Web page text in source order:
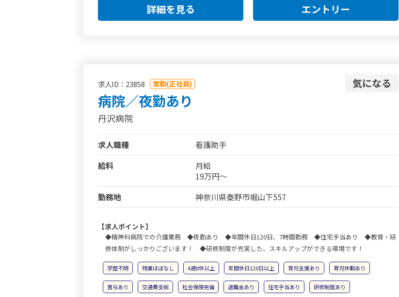
詳細を見る エントリー
求人ID：23858 常勤(正社員) 気になる
病院／夜勤あり
丹沢病院
求人職種
看護助手
給料
月給
19万円～
勤務地
神奈川県秦野市堀山下557
【求人ポイント】
◆精神科病院での介護業務 ◆夜勤あり ◆年間休日120日、7時間勤務 ◆住宅手当あり ◆教育・研
修体制がしっかりございます！ ◆研修制度が充実した、スキルアップができる環境です！
学歴不問 残業ほぼなし 4週8休以上 年間休日120日以上 育児支援あり 育児休暇あり
賞与あり 交通費支給 社会保険完備 退職金あり 住宅手当あり 研修制度あり